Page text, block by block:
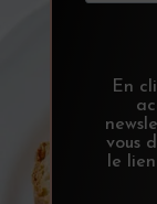
En
vous
le